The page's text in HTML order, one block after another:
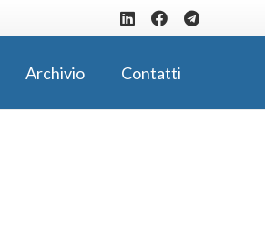
Archivio Contatti